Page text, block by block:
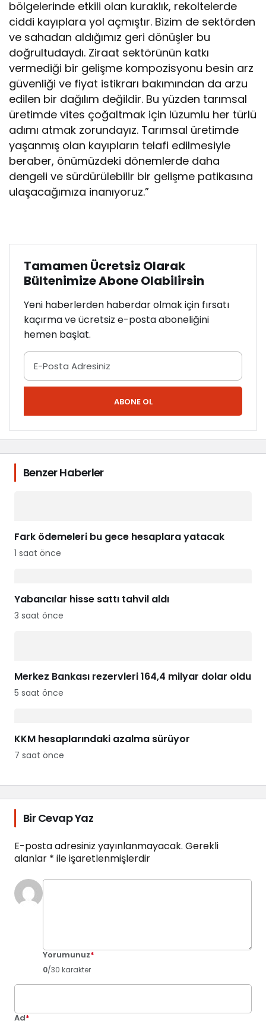
bölgelerinde etkili olan kuraklık, rekoltelerde
ciddi kayıplara yol açmıştır. Bizim de sektörden
ve sahadan aldığımız geri dönüşler bu
doğrultudaydı. Ziraat sektörünün katkı
vermediği bir gelişme kompozisyonu besin arz
güvenliği ve fiyat istikrarı bakımından da arzu
edilen bir dağılım değildir. Bu yüzden tarımsal
üretimde vites çoğaltmak için lüzumlu her türlü
adımı atmak zorundayız. Tarımsal üretimde
yaşanmış olan kayıpların telafi edilmesiyle
beraber, önümüzdeki dönemlerde daha
dengeli ve sürdürülebilir bir gelişme patikasına
ulaşacağımıza inanıyoruz.”
Tamamen Ücretsiz Olarak
Bültenimize Abone Olabilirsin
Yeni haberlerden haberdar olmak için fırsatı
kaçırma ve ücretsiz e-posta aboneliğini
hemen başlat.
ABONE OL
Benzer Haberler
Fark ödemeleri bu gece hesaplara yatacak
1 saat önce
Yabancılar hisse sattı tahvil aldı
3 saat önce
Merkez Bankası rezervleri 164,4 milyar dolar oldu
5 saat önce
KKM hesaplarındaki azalma sürüyor
7 saat önce
Bir Cevap Yaz
E-posta adresiniz yayınlanmayacak. Gerekli
alanlar * ile işaretlenmişlerdir
Yorumunuz*
0/30 karakter
Ad*